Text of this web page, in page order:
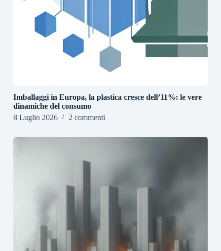
Imballaggi in Europa, la plastica cresce dell’11%: le vere
dinamiche del consumo
8 Luglio 2026
2 commenti